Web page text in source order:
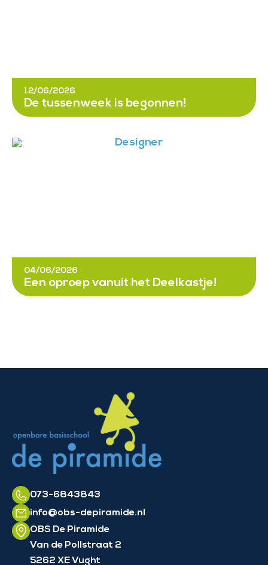
12/06/2026
De tussenweek is begonnen!
04/06/2026
Een oproep vanuit het Deelkastje!
073-6843843
info@obs-depiramide.nl
OBS De Piramide
Van de Pollstraat 2
5262 XE Vught